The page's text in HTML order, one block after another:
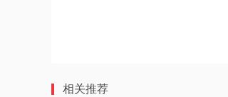
相关推荐